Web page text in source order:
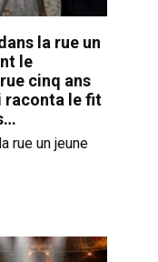
la rue un
le
cinq ans
raconta le fit
rue un jeune